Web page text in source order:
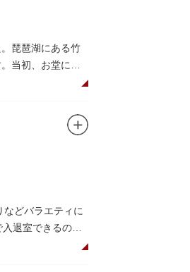
琵琶湖にある竹
当初、お堂に参
もあると言われて
っている「八臂
などバラエティに
退室できるのも